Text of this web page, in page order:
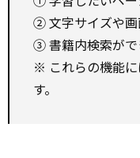
② 文字サイズや画
③ 書籍内検索がで
※ これらの機能
す。